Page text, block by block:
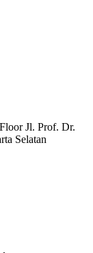
Jl. Prof. Dr.
Selatan